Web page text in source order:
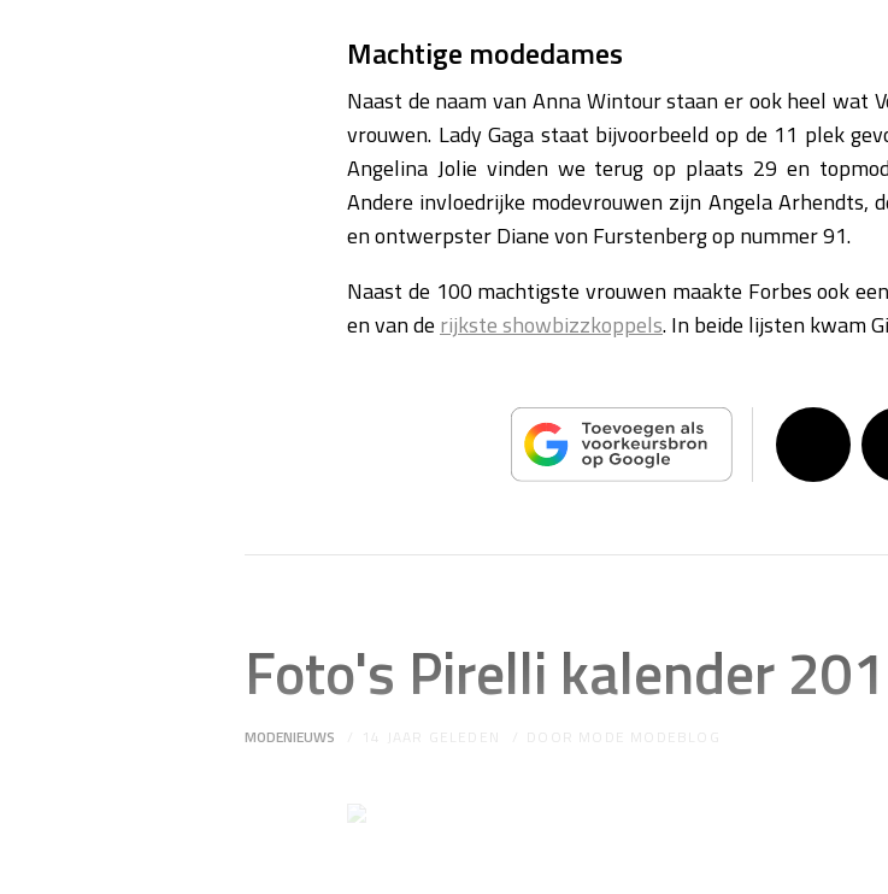
Machtige modedames
Naast de naam van Anna Wintour staan er ook heel wat
vrouwen. Lady Gaga staat bijvoorbeeld op de 11 plek
Angelina Jolie vinden we terug op plaats 29 en
Andere invloedrijke modevrouwen zijn Angela Arhendts,
en ontwerpster Diane von Furstenberg op nummer 91.
Naast de 100 machtigste vrouwen maakte Forbes ook
en van de rijkste showbizzkoppels. In beide lijsten kwam
Foto's Pirelli kalender
MODENIEUWS 14 JAAR GELEDEN DOOR MODE MODEBLOG